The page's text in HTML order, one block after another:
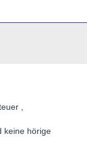
,
keine hörige